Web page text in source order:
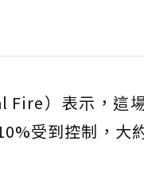
Fire）表示，這
受到控制，大